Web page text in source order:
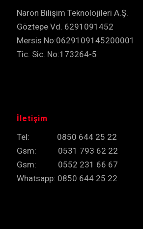
Naron Bilişim Teknolojileri A.Ş.
Göztepe Vd. 6291091452
Mersis No:0629109145200001
Tic. Sic. No:173264-5
İletişim
Tel: 0850 644 25 22
Gsm: 0531 793 62 22
Gsm: 0552 231 66 67
Whatsapp: 0850 644 25 22